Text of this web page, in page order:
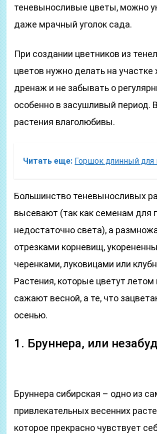
теневыносливые цветы, можно
даже мрачный уголок сада.
При создании цветников из
цветов нужно делать на участке
дренаж и не забывать о
особенно в засушливый период.
растения влаголюбивы.
Читать еще: Горшок длинный для
Большинство теневыносливых
высевают (так как семенам для
недостаточно света), а
отрезками корневищ,
черенками, луковицами или
Растения, которые цветут летом
сажают весной, а те, что
осенью.
1. Бруннера, или
Бруннера сибирская – одно из
привлекательных весенних
которое прекрасно чувствует